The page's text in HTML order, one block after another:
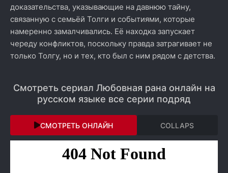
доказательства, указывающие на давнюю тайну,
связанную с семьёй Толги и событиями, которые
намеренно замалчивались. Её находка запускает
череду конфликтов, поскольку правда затрагивает не
только Толгу, но и тех, кто был с ним рядом с детства.
Смотреть сериал Любовная рана онлайн на
русском языке все серии подряд
СМОТРЕТЬ ОНЛАЙН COLLAPS